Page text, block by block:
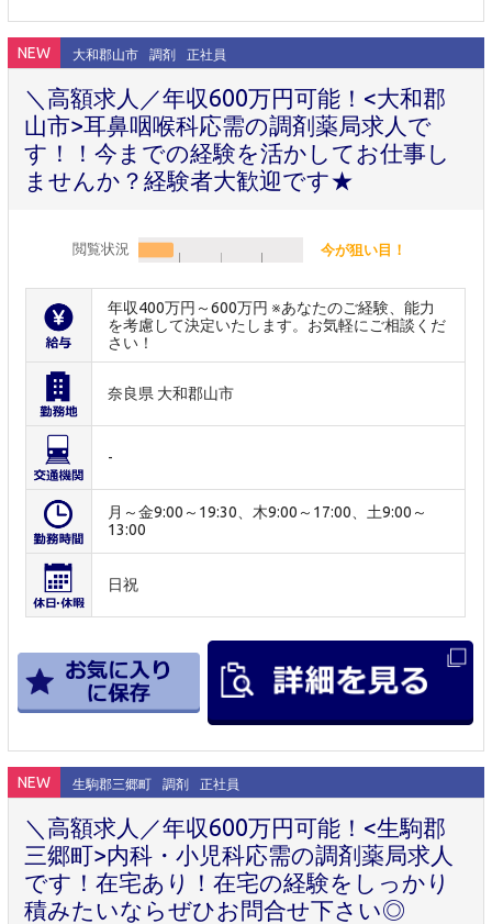
NEW 大和郡山市 調剤 正社員
＼高額求人／年収600万円可能！<大和郡
山市>耳鼻咽喉科応需の調剤薬局求人で
す！！今までの経験を活かしてお仕事し
ませんか？経験者大歓迎です★
閲覧状況 今が狙い目！
年収400万円～600万円 ※あなたのご経験、能力
を考慮して決定いたします。お気軽にご相談くだ
さい！
奈良県 大和郡山市
-
月～金9:00～19:30、木9:00～17:00、土9:00～
13:00
日祝
NEW 生駒郡三郷町 調剤 正社員
＼高額求人／年収600万円可能！<生駒郡
三郷町>内科・小児科応需の調剤薬局求人
です！在宅あり！在宅の経験をしっかり
積みたいならぜひお問合せ下さい◎